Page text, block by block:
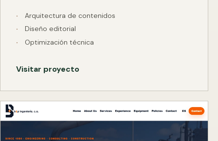
Arquitectura de contenidos
Diseño editorial
Optimización técnica
Visitar proyecto